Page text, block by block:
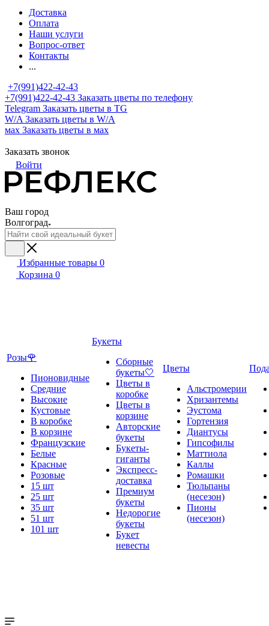
Доставка
Оплата
Наши услуги
Вопрос-ответ
Контакты
...
+7(991)422-42-43
+7(991)422-42-43 Заказать цветы по телефону
Telegram Заказать цветы в TG
W/A Заказать цветы в W/A
мах Заказать цветы в мах
Заказать звонок
Войти
Ваш город
Волгоград
Избранные товары 0
Корзина 0
Розы🌹
Пионовидные
Средние
Высокие
Кустовые
В коробке
В корзине
Французские
Белые
Красные
Розовые
15 шт
25 шт
35 шт
51 шт
101 шт
Букеты
Сборные
букеты🤍
Цветы в
коробке
Цветы в
корзине
Авторские
букеты
Букеты-
гиганты
Экспресс-
доставка
Премиум
букеты
Недорогие
букеты
Букет
невесты
Цветы
Альстромерии
Хризантемы
Эустома
Гортензия
Диантусы
Гипсофилы
Маттиола
Каллы
Ромашки
Тюльпаны
(несезон)
Пионы
(несезон)